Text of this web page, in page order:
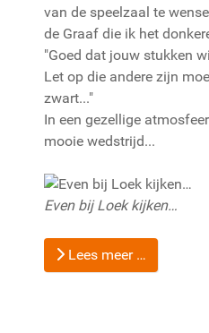
van de speelzaal te
de Graaf die ik het
"Goed dat jouw stukken
Let op die andere zijn
zwart..."
In een gezellige
mooie wedstrijd...
Even bij Loek kijken…
Lees meer …